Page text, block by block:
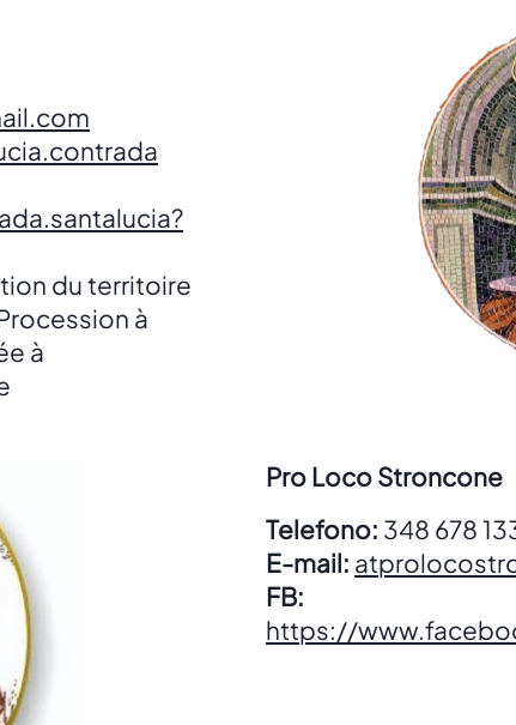
du territoire
à
à
Pro Loco Stroncone
Telefono: 348 678
E-mail:
FB:
https://